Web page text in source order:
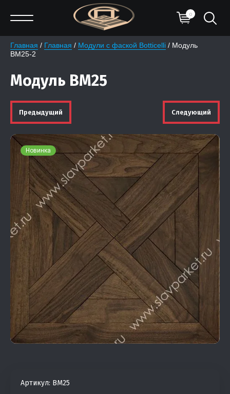
0
Главная / Главная / Модули с фаской Botticelli / Модуль
BM25-2
Модуль BM25
Предыдущий Следующий
Новинка
Артикул: BM25